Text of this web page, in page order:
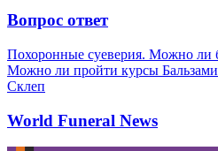
Вопрос ответ
Похоронные суеверия. Можно ли
Можно ли пройти курсы
Склеп
World Funeral News